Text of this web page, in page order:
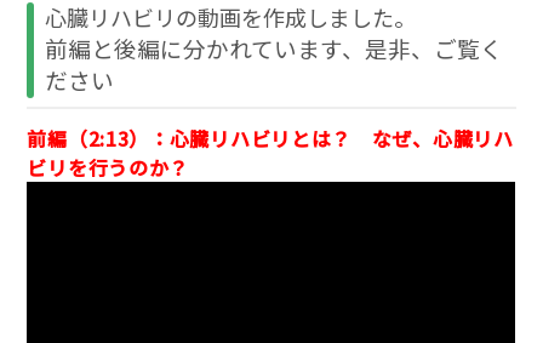
心臓リハビリの動画を作成しました。
前編と後編に分かれています、是非、ご覧く
ださい
前編（2:13）：心臓リハビリとは？ なぜ、心臓リハ
ビリを行うのか？